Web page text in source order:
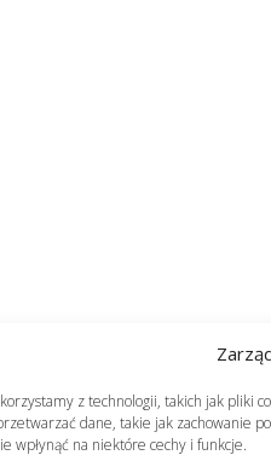
z technologii, takich jak pliki
dane, takie jak zachowanie
wpłynąć na niektóre cechy i funkcje.